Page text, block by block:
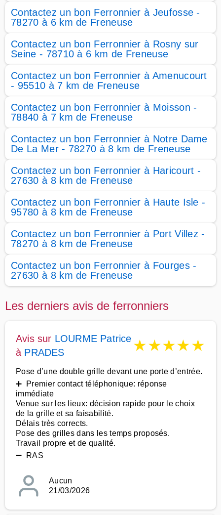
Contactez un bon Ferronnier à Jeufosse -
78270 à 6 km de Freneuse
Contactez un bon Ferronnier à Rosny sur
Seine - 78710 à 6 km de Freneuse
Contactez un bon Ferronnier à Amenucourt
- 95510 à 7 km de Freneuse
Contactez un bon Ferronnier à Moisson -
78840 à 7 km de Freneuse
Contactez un bon Ferronnier à Notre Dame
De La Mer - 78270 à 8 km de Freneuse
Contactez un bon Ferronnier à Haricourt -
27630 à 8 km de Freneuse
Contactez un bon Ferronnier à Haute Isle -
95780 à 8 km de Freneuse
Contactez un bon Ferronnier à Port Villez -
78270 à 8 km de Freneuse
Contactez un bon Ferronnier à Fourges -
27630 à 8 km de Freneuse
Les derniers avis de ferronniers
Avis sur LOURME Patrice
à PRADES ★★★★★
Pose d’une double grille devant une porte d’entrée.
➕ Premier contact téléphonique: réponse
immédiate
Venue sur les lieux: décision rapide pour le choix
de la grille et sa faisabilité.
Délais très corrects.
Pose des grilles dans les temps proposés.
Travail propre et de qualité.
➖ RAS
Aucun
21/03/2026